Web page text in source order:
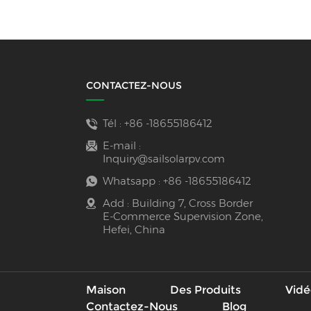
CONTACTEZ-NOUS
Tél : +86 -18655186412
E-mail :
Inquiry@sailsolarpv.com
Whatsapp : +86 -18655186412
Add : Building 7, Cross Border
E-Commerce Supervision Zone,
Hefei, China
Maison Des Produits
Contactez-Nous
Blog